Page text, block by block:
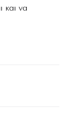
και να